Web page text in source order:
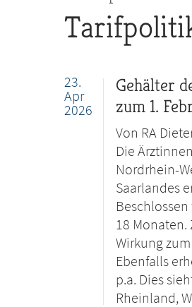
23.
Apr
2026
Gehälter
zum 1.
Von RA
Die
Nordrhein-
Saarlandes
18
Wirkung
Ebenfalls
p.a. Dies
Rheinland,